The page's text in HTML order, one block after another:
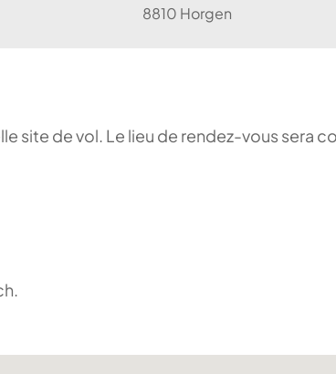
8810 Horgen
site de vol. Le lieu de rendez-vous sera